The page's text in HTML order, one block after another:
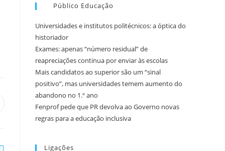
Público Educação
Universidades e institutos politécnicos: a óptica do
historiador
Exames: apenas “número residual” de
reapreciações continua por enviar às escolas
Mais candidatos ao superior são um “sinal
positivo”, mas universidades temem aumento do
abandono no 1.º ano
Fenprof pede que PR devolva ao Governo novas
regras para a educação inclusiva
Ligações